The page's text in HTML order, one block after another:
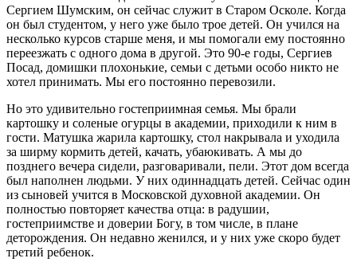
Сергием Шумским, он сейчас служит в Старом Осколе. Когда
он был студентом, у него уже было трое детей. Он учился на
несколько курсов старше меня, и мы помогали ему постоянно
переезжать с одного дома в другой. Это 90-е годы, Сергиев
Посад, домишки плохонькие, семьи с детьми особо никто не
хотел принимать. Мы его постоянно перевозили.
Но это удивительно гостеприимная семья. Мы брали
картошку и соленые огурцы в академии, приходили к ним в
гости. Матушка жарила картошку, стол накрывала и уходила
за ширму кормить детей, качать, убаюкивать. А мы до
позднего вечера сидели, разговаривали, пели. Этот дом всегда
был наполнен людьми. У них одиннадцать детей. Сейчас один
из сыновей учится в Московской духовной академии. Он
полностью повторяет качества отца: в радушии,
гостеприимстве и доверии Богу, в том числе, в плане
деторождения. Он недавно женился, и у них уже скоро будет
третий ребенок.